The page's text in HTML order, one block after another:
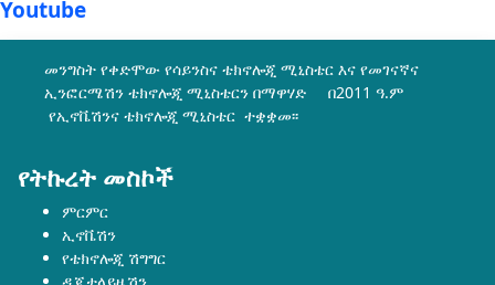
መንግስት የቀድሞው የሳይንስና ቴክኖሎጂ ሚኒስቴር እና የመገናኛና
ኢንፎርሜሽን ቴክኖሎጂ ሚኒስቴርን በማዋሃድ በ2011 ዓ.ም
የኢኖቬሽንና ቴክኖሎጂ ሚኒስቴር ተቋቋመ፡፡
ምርምር
ኢኖቬሽን
የቴክኖሎጂ ሽግግር
ዲጂታላይዜሽን